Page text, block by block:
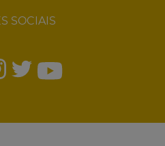
SOCIAIS